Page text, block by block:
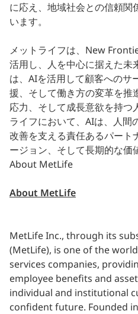
に応え、地域社会との信頼関
います。
メットライフは、New
活用し、人を中心に据えた未
は、AIを活用して顧客へのサ
援、そして働き方の変革を推
応力、そして成長意欲を持つ
ライフにおいて、AIは、人間
改善を支える責任あるパート
ージョン、そして長期的な価
About MetLife
About MetLife
MetLife Inc., through its
(MetLife), is one of the
services companies,
employee benefits and
individual and institutional
confident future. Founded